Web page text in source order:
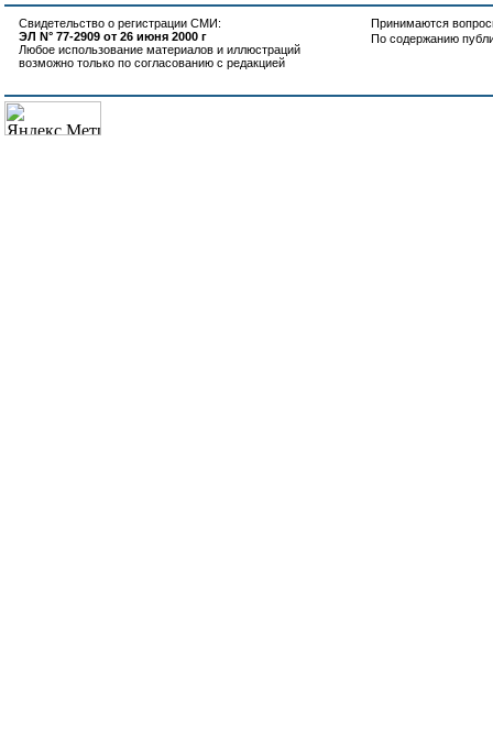
Свидетельство о регистрации СМИ:
ЭЛ N° 77-2909 от 26 июня 2000 г
Любое использование материалов и иллюстраций
возможно только по согласованию с редакцией
Принимаются
По содержанию